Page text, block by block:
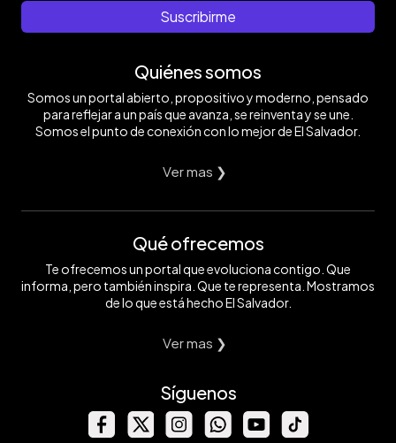
Suscribirme
Quiénes somos
Somos un portal abierto, propositivo y moderno, pensado
para reflejar a un país que avanza, se reinventa y se une.
Somos el punto de conexión con lo mejor de El Salvador.
Ver mas ❯
Qué ofrecemos
Te ofrecemos un portal que evoluciona contigo. Que
informa, pero también inspira. Que te representa. Mostramos
de lo que está hecho El Salvador.
Ver mas ❯
Síguenos